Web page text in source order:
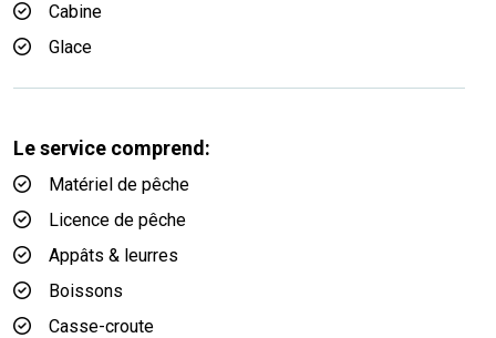
Cabine
Glace
Le service comprend:
Matériel de pêche
Licence de pêche
Appâts & leurres
Boissons
Casse-croute